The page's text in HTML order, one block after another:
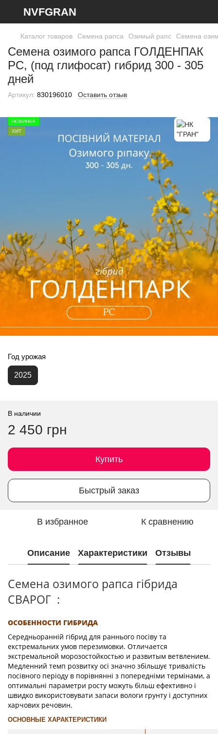
NVFGRAN
Каталог товаров Семена рапса Озимый рапс Семена
Семена озимого рапса ГОЛДЕНПАК
РС, (под глифосат) гибрид 300 - 305
дней
Артикул: 830196010 Оставить отзыв
НОВИНКА
ХИТ
Год урожая
2025
В наличии
2 450 грн
Купить
Быстрый заказ
В избранное К сравнению
Описание Характеристики Отзывы
Семена озимого рапса гібрида
СВАРОГ :
ОСОБЕННОСТИ ГИБРИДА
Середньоранній гібрид для раннього посіву та
екстремальних умов перезимовки. Отличается
экстремальной морозостойкостью и развитым ветвлением.
Медленний темп розвитку осі значно збільшує тривалість
посівного періоду в порівнянні з попередніми термінами, а
оптимальні параметри росту можуть більш ефективно і
швидко використовувати запаси вологи грунту і доступних
харчових речовин.
ОСНОВНЫЕ ХАРАКТЕРИСТИКИ